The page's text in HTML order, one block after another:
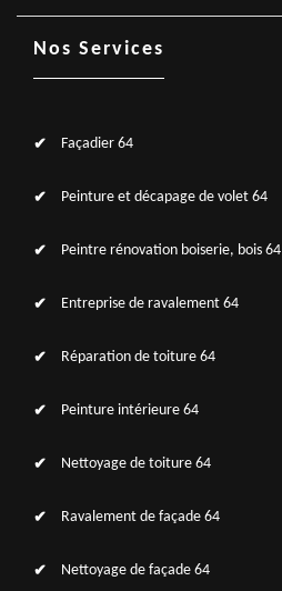
Nos Services
Façadier 64
Peinture et décapage de volet 64
Peintre rénovation boiserie, bois 64
Entreprise de ravalement 64
Réparation de toiture 64
Peinture intérieure 64
Nettoyage de toiture 64
Ravalement de façade 64
Nettoyage de façade 64